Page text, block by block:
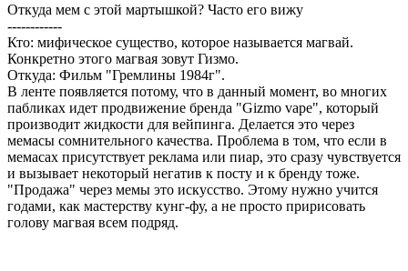
Откуда мем с этой мартышкой? Часто его вижу
------------
Кто: мифическое существо, которое называется магвай.
Конкретно этого магвая зовут Гизмо.
Откуда: Фильм "Гремлины 1984г".
В ленте появляется потому, что в данный момент, во многих
пабликах идет продвижение бренда "Gizmo vape", который
производит жидкости для вейпинга. Делается это через
мемасы сомнительного качества. Проблема в том, что если в
мемасах присутствует реклама или пиар, это сразу чувствуется
и вызывает некоторый негатив к посту и к бренду тоже.
"Продажа" через мемы это искусство. Этому нужно учится
годами, как мастерству кунг-фу, а не просто пририсовать
голову магвая всем подряд.